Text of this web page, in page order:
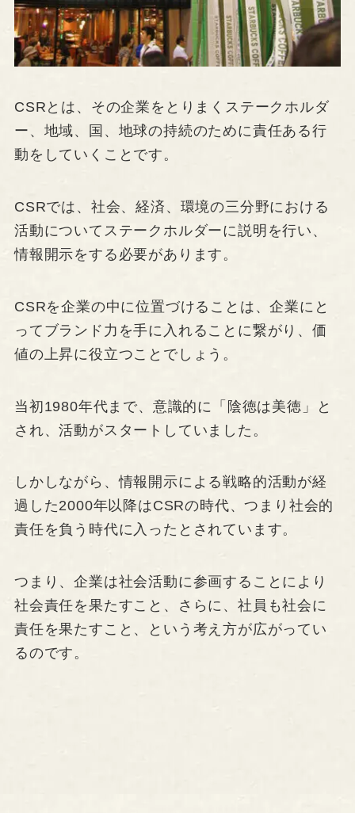
CSRとは、その企業をとりまくステークホルダ
ー、地域、国、地球の持続のために責任ある行
動をしていくことです。
CSRでは、社会、経済、環境の三分野における
活動についてステークホルダーに説明を行い、
情報開示をする必要があります。
CSRを企業の中に位置づけることは、企業にと
ってブランド力を手に入れることに繋がり、価
値の上昇に役立つことでしょう。
当初1980年代まで、意識的に「陰徳は美徳」と
され、活動がスタートしていました。
しかしながら、情報開示による戦略的活動が経
過した2000年以降はCSRの時代、つまり社会的
責任を負う時代に入ったとされています。
つまり、企業は社会活動に参画することにより
社会責任を果たすこと、さらに、社員も社会に
責任を果たすこと、という考え方が広がってい
るのです。